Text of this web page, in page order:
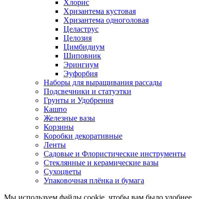
Хлорис
Хризантема кустовая
Хризантема одноголовая
Целаструс
Целозия
Цимбидиум
Шиповник
Эрингиум
Эуфорбия
Наборы для выращивания рассады
Подсвечники и статуэтки
Грунты и Удобрения
Кашпо
Железные вазы
Корзины
Коробки декоративные
Ленты
Садовые и Флористические инструменты
Стеклянные и керамические вазы
Сухоцветы
Упаковочная плёнка и бумага
Мы используем файлы cookie, чтобы вам было удобнее